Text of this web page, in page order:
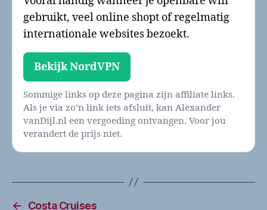
gebruikt, veel online shopt of regelmatig
internationale websites bezoekt.
Bekijk NordVPN
Sommige links op deze pagina zijn affiliate links.
Als je via zo’n link iets afsluit, kan Alexander
vanDijl.nl een vergoeding ontvangen. Voor jou
verandert de prijs niet.
← Costa Cruises